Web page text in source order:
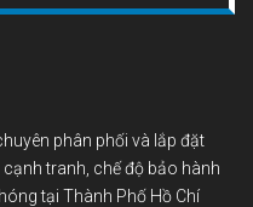
phân phối và lắp đặt
tranh, chế độ bảo hành
tại Thành Phố Hồ Chí